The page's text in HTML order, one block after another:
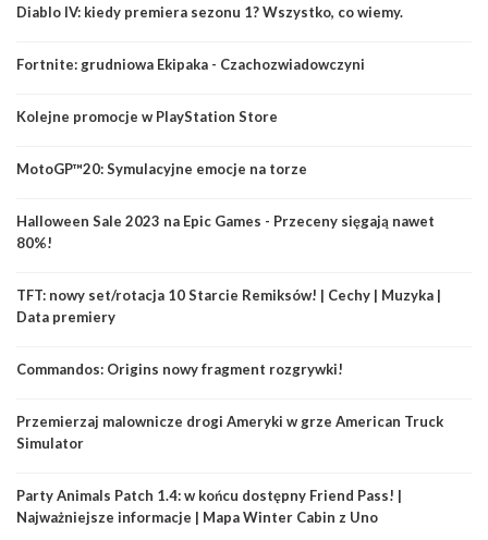
Diablo IV: kiedy premiera sezonu 1? Wszystko, co wiemy.
Fortnite: grudniowa Ekipaka - Czachozwiadowczyni
Kolejne promocje w PlayStation Store
MotoGP™20: Symulacyjne emocje na torze
Halloween Sale 2023 na Epic Games - Przeceny sięgają nawet
80%!
TFT: nowy set/rotacja 10 Starcie Remiksów! | Cechy | Muzyka |
Data premiery
Commandos: Origins nowy fragment rozgrywki!
Przemierzaj malownicze drogi Ameryki w grze American Truck
Simulator
Party Animals Patch 1.4: w końcu dostępny Friend Pass! |
Najważniejsze informacje | Mapa Winter Cabin z Uno